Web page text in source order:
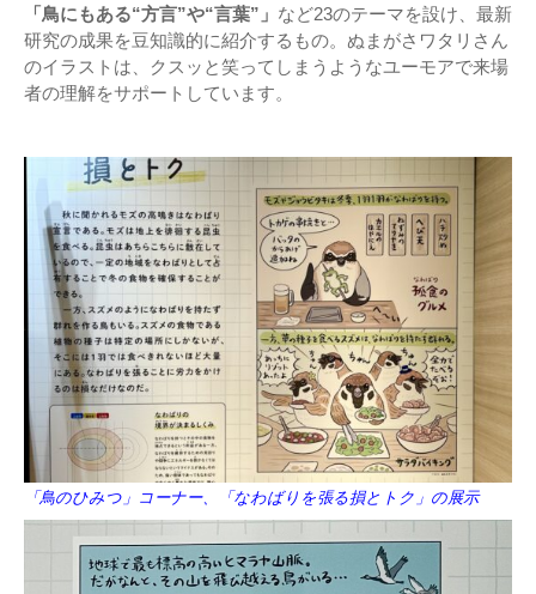
「鳥にもある“方言”や“言葉”」 など23のテーマを設け、最新
研究の成果を豆知識的に紹介するもの。ぬまがさワタリさん
のイラストは、クスッと笑ってしまうようなユーモアで来場
者の理解をサポートしています。
「鳥のひみつ」コーナー、「なわばりを張る損とトク」の展示